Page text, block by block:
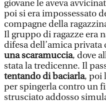
giovane le aveva
poi si era impossessato
compagne della
Il gruppo di ragazze era
difesa dell’amica privata
una scaramuccia, dove
stata la tredicenne. Il
tentando di baciarla, poi
per spingerla contro un
strusciato addosso